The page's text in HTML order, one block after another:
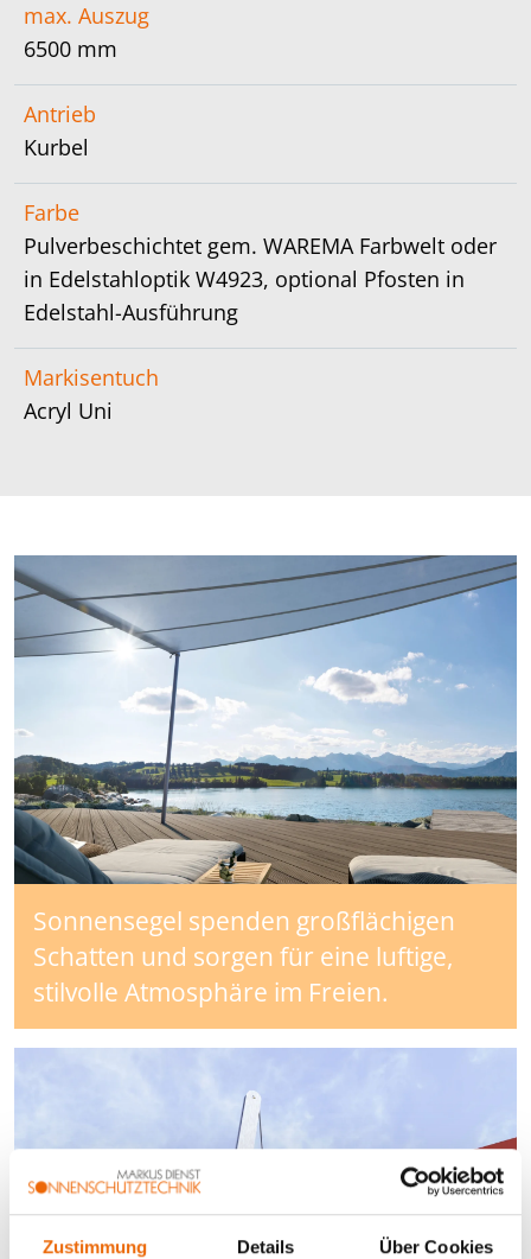
Zustimmung Details Über Cookies
max. Auszug
6500 mm
Antrieb
Kurbel
Farbe
Pulverbeschichtet gem. WAREMA Farbwelt oder
in Edelstahloptik W4923, optional Pfosten in
Edelstahl-Ausführung
Markisentuch
Acryl Uni
Sonnensegel spenden großflächigen
Schatten und sorgen für eine luftige,
stilvolle Atmosphäre im Freien.